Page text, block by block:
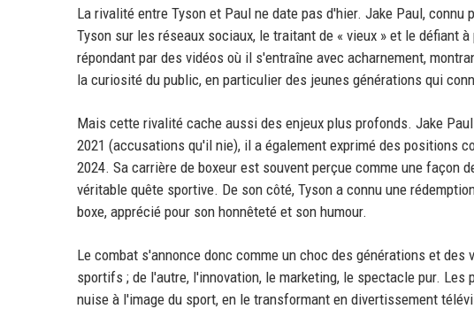
La rivalité entre Tyson et Paul ne date pas d'hier. Jake Paul,
Tyson sur les réseaux sociaux, le traitant de « vieux » et le défiant
répondant par des vidéos où il s'entraîne avec acharnement,
la curiosité du public, en particulier des jeunes générations qui
Mais cette rivalité cache aussi des enjeux plus profonds. Jake
2021 (accusations qu'il nie), il a également exprimé des positions
2024. Sa carrière de boxeur est souvent perçue comme une façon
véritable quête sportive. De son côté, Tyson a connu une
boxe, apprécié pour son honnêteté et son humour.
Le combat s'annonce donc comme un choc des générations et
sportifs ; de l'autre, l'innovation, le marketing, le spectacle pur.
nuise à l'image du sport, en le transformant en divertissement